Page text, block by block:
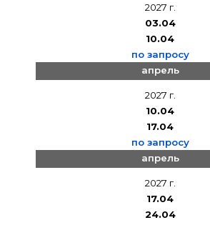
2027 г.
03.04
10.04
по запросу
апрель
2027 г.
10.04
17.04
по запросу
апрель
2027 г.
17.04
24.04